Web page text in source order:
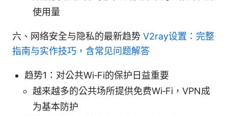
使用量
六、网络安全与隐私的最新趋势 V2ray设置：完整
指南与实作技巧，含常见问题解答
趋势1：对公共Wi‑Fi的保护日益重要
越来越多的公共场所提供免费Wi‑Fi，VPN成
为基本防护